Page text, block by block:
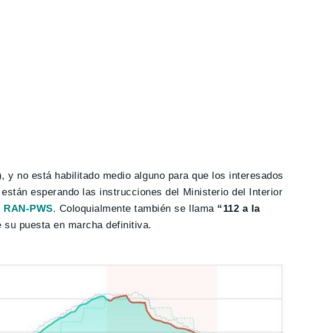
y no está habilitado medio alguno para que los interesados
esperando las instrucciones del Ministerio del Interior
RAN-PWS. Coloquialmente también se llama “112 a la
puesta en marcha definitiva.